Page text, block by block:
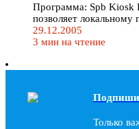
Программа: Spb Kiosk
позволяет
29.12.2005
3 мин на чтение
Только